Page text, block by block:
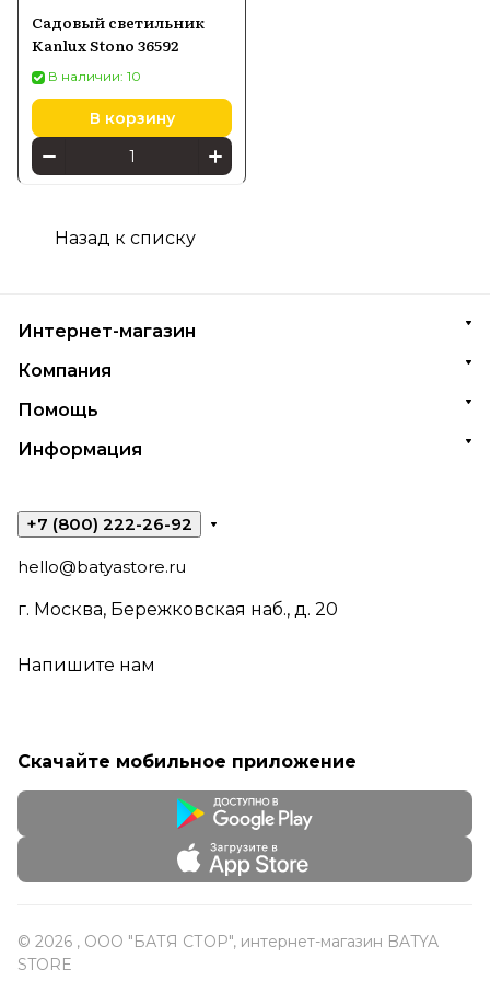
Садовый светильник
Kanlux Stono 36592
В наличии: 10
В корзину
Назад к списку
Интернет-магазин
Компания
Помощь
Информация
+7 (800) 222-26-92
hello@batyastore.ru
г. Москва, Бережковская наб., д. 20
Напишите нам
Скачайте мобильное приложение
© 2026 , ООО "БАТЯ СТОР", интернет-магазин BATYA
STORE